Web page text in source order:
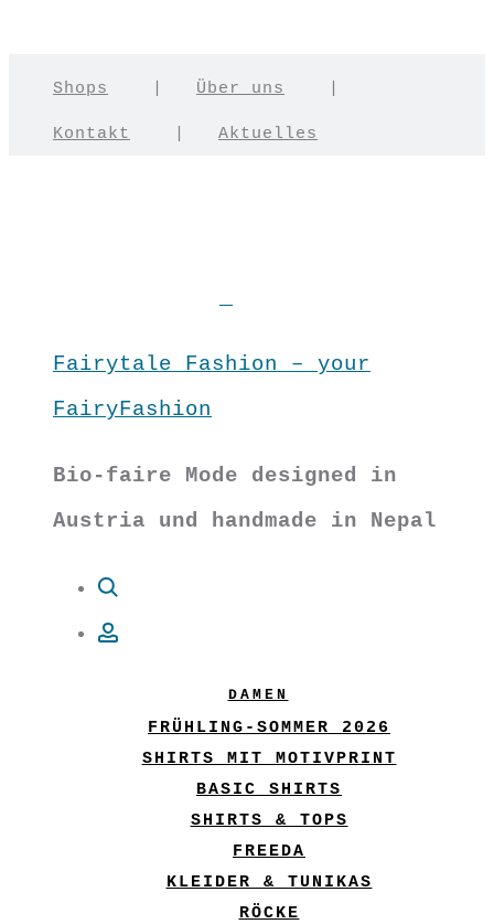
Shops Über uns
Kontakt Aktuelles
Fairytale Fashion – your
FairyFashion
Bio-faire Mode designed in
Austria und handmade in Nepal
DAMEN
FRÜHLING-SOMMER 2026
SHIRTS MIT MOTIVPRINT
BASIC SHIRTS
SHIRTS & TOPS
FREEDA
KLEIDER & TUNIKAS
RÖCKE